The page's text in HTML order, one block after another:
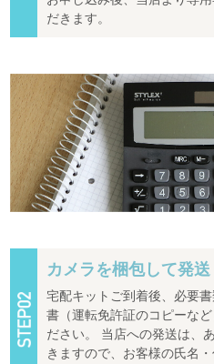
だきます。
カメラを梱包して発送
宅配キットご到着後、必要
書（運転免許証のコピーな
ださい。 当店への発送は、
きますので、お客様の氏名